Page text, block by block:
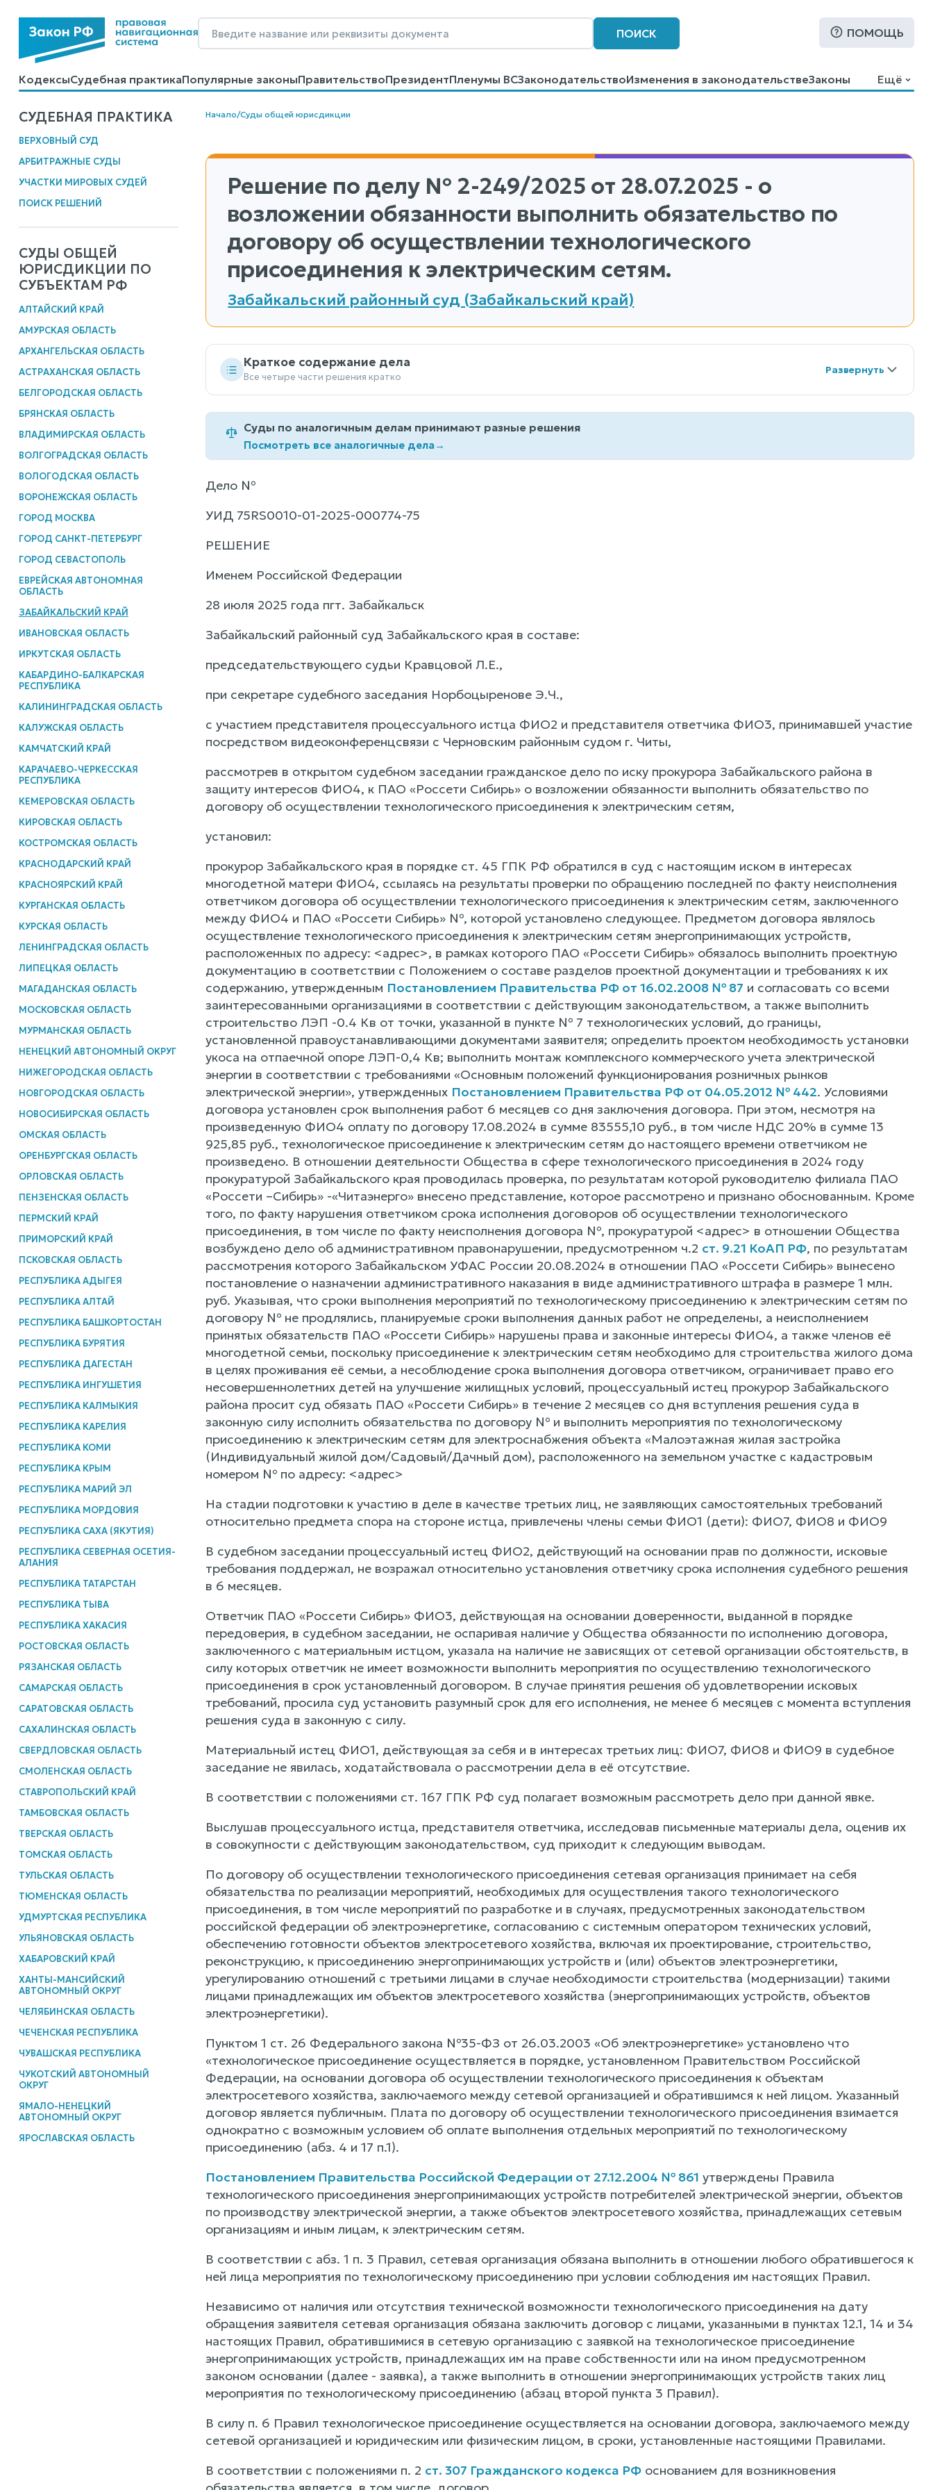
ПОИСК ПОМОЩЬ
КодексыСудебная практикаПопулярные законыПравительствоПрезидентПленумы ВСЗаконодательствоИзменения в законодательствеЗаконы
КалькуляторыСправочные материалыОбразцы договоровКонтактыПомощьПоиск
Ещё
СУДЕБНАЯ ПРАКТИКА
ВЕРХОВНЫЙ СУД
АРБИТРАЖНЫЕ СУДЫ
УЧАСТКИ МИРОВЫХ СУДЕЙ
ПОИСК РЕШЕНИЙ
СУДЫ ОБЩЕЙ
ЮРИСДИКЦИИ ПО
СУБЪЕКТАМ РФ
АЛТАЙСКИЙ КРАЙ
АМУРСКАЯ ОБЛАСТЬ
АРХАНГЕЛЬСКАЯ ОБЛАСТЬ
АСТРАХАНСКАЯ ОБЛАСТЬ
БЕЛГОРОДСКАЯ ОБЛАСТЬ
БРЯНСКАЯ ОБЛАСТЬ
ВЛАДИМИРСКАЯ ОБЛАСТЬ
ВОЛГОГРАДСКАЯ ОБЛАСТЬ
ВОЛОГОДСКАЯ ОБЛАСТЬ
ВОРОНЕЖСКАЯ ОБЛАСТЬ
ГОРОД МОСКВА
ГОРОД САНКТ-ПЕТЕРБУРГ
ГОРОД СЕВАСТОПОЛЬ
ЕВРЕЙСКАЯ АВТОНОМНАЯ
ОБЛАСТЬ
ЗАБАЙКАЛЬСКИЙ КРАЙ
ИВАНОВСКАЯ ОБЛАСТЬ
ИРКУТСКАЯ ОБЛАСТЬ
КАБАРДИНО-БАЛКАРСКАЯ
РЕСПУБЛИКА
КАЛИНИНГРАДСКАЯ ОБЛАСТЬ
КАЛУЖСКАЯ ОБЛАСТЬ
КАМЧАТСКИЙ КРАЙ
КАРАЧАЕВО-ЧЕРКЕССКАЯ
РЕСПУБЛИКА
КЕМЕРОВСКАЯ ОБЛАСТЬ
КИРОВСКАЯ ОБЛАСТЬ
КОСТРОМСКАЯ ОБЛАСТЬ
КРАСНОДАРСКИЙ КРАЙ
КРАСНОЯРСКИЙ КРАЙ
КУРГАНСКАЯ ОБЛАСТЬ
КУРСКАЯ ОБЛАСТЬ
ЛЕНИНГРАДСКАЯ ОБЛАСТЬ
ЛИПЕЦКАЯ ОБЛАСТЬ
МАГАДАНСКАЯ ОБЛАСТЬ
МОСКОВСКАЯ ОБЛАСТЬ
МУРМАНСКАЯ ОБЛАСТЬ
НЕНЕЦКИЙ АВТОНОМНЫЙ ОКРУГ
НИЖЕГОРОДСКАЯ ОБЛАСТЬ
НОВГОРОДСКАЯ ОБЛАСТЬ
НОВОСИБИРСКАЯ ОБЛАСТЬ
ОМСКАЯ ОБЛАСТЬ
ОРЕНБУРГСКАЯ ОБЛАСТЬ
ОРЛОВСКАЯ ОБЛАСТЬ
ПЕНЗЕНСКАЯ ОБЛАСТЬ
ПЕРМСКИЙ КРАЙ
ПРИМОРСКИЙ КРАЙ
ПСКОВСКАЯ ОБЛАСТЬ
РЕСПУБЛИКА АДЫГЕЯ
РЕСПУБЛИКА АЛТАЙ
РЕСПУБЛИКА БАШКОРТОСТАН
РЕСПУБЛИКА БУРЯТИЯ
РЕСПУБЛИКА ДАГЕСТАН
РЕСПУБЛИКА ИНГУШЕТИЯ
РЕСПУБЛИКА КАЛМЫКИЯ
РЕСПУБЛИКА КАРЕЛИЯ
РЕСПУБЛИКА КОМИ
РЕСПУБЛИКА КРЫМ
РЕСПУБЛИКА МАРИЙ ЭЛ
РЕСПУБЛИКА МОРДОВИЯ
РЕСПУБЛИКА САХА (ЯКУТИЯ)
РЕСПУБЛИКА СЕВЕРНАЯ ОСЕТИЯ-
АЛАНИЯ
РЕСПУБЛИКА ТАТАРСТАН
РЕСПУБЛИКА ТЫВА
РЕСПУБЛИКА ХАКАСИЯ
РОСТОВСКАЯ ОБЛАСТЬ
РЯЗАНСКАЯ ОБЛАСТЬ
САМАРСКАЯ ОБЛАСТЬ
САРАТОВСКАЯ ОБЛАСТЬ
САХАЛИНСКАЯ ОБЛАСТЬ
СВЕРДЛОВСКАЯ ОБЛАСТЬ
СМОЛЕНСКАЯ ОБЛАСТЬ
СТАВРОПОЛЬСКИЙ КРАЙ
ТАМБОВСКАЯ ОБЛАСТЬ
ТВЕРСКАЯ ОБЛАСТЬ
ТОМСКАЯ ОБЛАСТЬ
ТУЛЬСКАЯ ОБЛАСТЬ
ТЮМЕНСКАЯ ОБЛАСТЬ
УДМУРТСКАЯ РЕСПУБЛИКА
УЛЬЯНОВСКАЯ ОБЛАСТЬ
ХАБАРОВСКИЙ КРАЙ
ХАНТЫ-МАНСИЙСКИЙ
АВТОНОМНЫЙ ОКРУГ
ЧЕЛЯБИНСКАЯ ОБЛАСТЬ
ЧЕЧЕНСКАЯ РЕСПУБЛИКА
ЧУВАШСКАЯ РЕСПУБЛИКА
ЧУКОТСКИЙ АВТОНОМНЫЙ
ОКРУГ
ЯМАЛО-НЕНЕЦКИЙ
АВТОНОМНЫЙ ОКРУГ
ЯРОСЛАВСКАЯ ОБЛАСТЬ
Начало/Суды общей юрисдикции
Решение по делу № 2-249/2025 от 28.07.2025 - о
возложении обязанности выполнить обязательство по
договору об осуществлении технологического
присоединения к электрическим сетям.
Забайкальский районный суд (Забайкальский край)
Краткое содержание дела
Все четыре части решения кратко
Суды по аналогичным делам принимают разные решения
Посмотреть все аналогичные дела→
Дело №
УИД 75RS0010-01-2025-000774-75
РЕШЕНИЕ
Именем Российской Федерации
28 июля 2025 года пгт. Забайкальск
Забайкальский районный суд Забайкальского края в составе:
председательствующего судьи Кравцовой Л.Е.,
при секретаре судебного заседания Норбоцыренове Э.Ч.,
с участием представителя процессуального истца ФИО2 и представителя ответчика ФИО3, принимавшей участие
посредством видеоконференцсвязи с Черновским районным судом г. Читы,
рассмотрев в открытом судебном заседании гражданское дело по иску прокурора Забайкальского района в
защиту интересов ФИО4, к ПАО «Россети Сибирь» о возложении обязанности выполнить обязательство по
договору об осуществлении технологического присоединения к электрическим сетям,
установил:
прокурор Забайкальского края в порядке ст. 45 ГПК РФ обратился в суд с настоящим иском в интересах
многодетной матери ФИО4, ссылаясь на результаты проверки по обращению последней по факту неисполнения
ответчиком договора об осуществлении технологического присоединения к электрическим сетям, заключенного
между ФИО4 и ПАО «Россети Сибирь» №, которой установлено следующее. Предметом договора являлось
осуществление технологического присоединения к электрическим сетям энергопринимающих устройств,
расположенных по адресу: <адрес>, в рамках которого ПАО «Россети Сибирь» обязалось выполнить проектную
документацию в соответствии с Положением о составе разделов проектной документации и требованиях к их
содержанию, утвержденным Постановлением Правительства РФ от 16.02.2008 № 87 и согласовать со всеми
заинтересованными организациями в соответствии с действующим законодательством, а также выполнить
строительство ЛЭП -0.4 Кв от точки, указанной в пункте № 7 технологических условий, до границы,
установленной правоустанавливающими документами заявителя; определить проектом необходимость установки
укоса на отпаечной опоре ЛЭП-0,4 Кв; выполнить монтаж комплексного коммерческого учета электрической
энергии в соответствии с требованиями «Основным положений функционирования розничных рынков
электрической энергии», утвержденных Постановлением Правительства РФ от 04.05.2012 № 442. Условиями
договора установлен срок выполнения работ 6 месяцев со дня заключения договора. При этом, несмотря на
произведенную ФИО4 оплату по договору 17.08.2024 в сумме 83555,10 руб., в том числе НДС 20% в сумме 13
925,85 руб., технологическое присоединение к электрическим сетям до настоящего времени ответчиком не
произведено. В отношении деятельности Общества в сфере технологического присоединения в 2024 году
прокуратурой Забайкальского края проводилась проверка, по результатам которой руководителю филиала ПАО
«Россети –Сибирь» -«Читаэнерго» внесено представление, которое рассмотрено и признано обоснованным. Кроме
того, по факту нарушения ответчиком срока исполнения договоров об осуществлении технологического
присоединения, в том числе по факту неисполнения договора №, прокуратурой <адрес> в отношении Общества
возбуждено дело об административном правонарушении, предусмотренном ч.2 ст. 9.21 КоАП РФ, по результатам
рассмотрения которого Забайкальском УФАС России 20.08.2024 в отношении ПАО «Россети Сибирь» вынесено
постановление о назначении административного наказания в виде административного штрафа в размере 1 млн.
руб. Указывая, что сроки выполнения мероприятий по технологическому присоединению к электрическим сетям по
договору № не продлялись, планируемые сроки выполнения данных работ не определены, а неисполнением
принятых обязательств ПАО «Россети Сибирь» нарушены права и законные интересы ФИО4, а также членов её
многодетной семьи, поскольку присоединение к электрическим сетям необходимо для строительства жилого дома
в целях проживания её семьи, а несоблюдение срока выполнения договора ответчиком, ограничивает право его
несовершеннолетних детей на улучшение жилищных условий, процессуальный истец прокурор Забайкальского
района просит суд обязать ПАО «Россети Сибирь» в течение 2 месяцев со дня вступления решения суда в
законную силу исполнить обязательства по договору № и выполнить мероприятия по технологическому
присоединению к электрическим сетям для электроснабжения объекта «Малоэтажная жилая застройка
(Индивидуальный жилой дом/Садовый/Дачный дом), расположенного на земельном участке с кадастровым
номером № по адресу: <адрес>
На стадии подготовки к участию в деле в качестве третьих лиц, не заявляющих самостоятельных требований
относительно предмета спора на стороне истца, привлечены члены семьи ФИО1 (дети): ФИО7, ФИО8 и ФИО9
В судебном заседании процессуальный истец ФИО2, действующий на основании прав по должности, исковые
требования поддержал, не возражал относительно установления ответчику срока исполнения судебного решения
в 6 месяцев.
Ответчик ПАО «Россети Сибирь» ФИО3, действующая на основании доверенности, выданной в порядке
передоверия, в судебном заседании, не оспаривая наличие у Общества обязанности по исполнению договора,
заключенного с материальным истцом, указала на наличие не зависящих от сетевой организации обстоятельств, в
силу которых ответчик не имеет возможности выполнить мероприятия по осуществлению технологического
присоединения в срок установленный договором. В случае принятия решения об удовлетворении исковых
требований, просила суд установить разумный срок для его исполнения, не менее 6 месяцев с момента вступления
решения суда в законную с силу.
Материальный истец ФИО1, действующая за себя и в интересах третьих лиц: ФИО7, ФИО8 и ФИО9 в судебное
заседание не явилась, ходатайствовала о рассмотрении дела в её отсутствие.
В соответствии с положениями ст. 167 ГПК РФ суд полагает возможным рассмотреть дело при данной явке.
Выслушав процессуального истца, представителя ответчика, исследовав письменные материалы дела, оценив их
в совокупности с действующим законодательством, суд приходит к следующим выводам.
По договору об осуществлении технологического присоединения сетевая организация принимает на себя
обязательства по реализации мероприятий, необходимых для осуществления такого технологического
присоединения, в том числе мероприятий по разработке и в случаях, предусмотренных законодательством
российской федерации об электроэнергетике, согласованию с системным оператором технических условий,
обеспечению готовности объектов электросетевого хозяйства, включая их проектирование, строительство,
реконструкцию, к присоединению энергопринимающих устройств и (или) объектов электроэнергетики,
урегулированию отношений с третьими лицами в случае необходимости строительства (модернизации) такими
лицами принадлежащих им объектов электросетевого хозяйства (энергопринимающих устройств, объектов
электроэнергетики).
Пунктом 1 ст. 26 Федерального закона №35-ФЗ от 26.03.2003 «Об электроэнергетике» установлено что
«технологическое присоединение осуществляется в порядке, установленном Правительством Российской
Федерации, на основании договора об осуществлении технологического присоединения к объектам
электросетевого хозяйства, заключаемого между сетевой организацией и обратившимся к ней лицом. Указанный
договор является публичным. Плата по договору об осуществлении технологического присоединения взимается
однократно с возможным условием об оплате выполнения отдельных мероприятий по технологическому
присоединению (абз. 4 и 17 п.1).
Постановлением Правительства Российской Федерации от 27.12.2004 № 861 утверждены Правила
технологического присоединения энергопринимающих устройств потребителей электрической энергии, объектов
по производству электрической энергии, а также объектов электросетевого хозяйства, принадлежащих сетевым
организациям и иным лицам, к электрическим сетям.
В соответствии с абз. 1 п. 3 Правил, сетевая организация обязана выполнить в отношении любого обратившегося к
ней лица мероприятия по технологическому присоединению при условии соблюдения им настоящих Правил.
Независимо от наличия или отсутствия технической возможности технологического присоединения на дату
обращения заявителя сетевая организация обязана заключить договор с лицами, указанными в пунктах 12.1, 14 и 34
настоящих Правил, обратившимися в сетевую организацию с заявкой на технологическое присоединение
энергопринимающих устройств, принадлежащих им на праве собственности или на ином предусмотренном
законом основании (далее - заявка), а также выполнить в отношении энергопринимающих устройств таких лиц
мероприятия по технологическому присоединению (абзац второй пункта 3 Правил).
В силу п. 6 Правил технологическое присоединение осуществляется на основании договора, заключаемого между
сетевой организацией и юридическим или физическим лицом, в сроки, установленные настоящими Правилами.
В соответствии с положениями п. 2 ст. 307 Гражданского кодекса РФоснованием для возникновения